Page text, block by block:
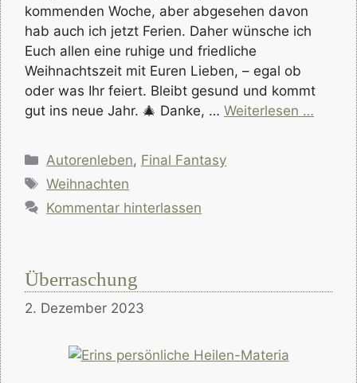
kommenden Woche, aber abgesehen davon
hab auch ich jetzt Ferien. Daher wünsche ich
Euch allen eine ruhige und friedliche
Weihnachtszeit mit Euren Lieben, – egal ob
oder was Ihr feiert. Bleibt gesund und kommt
gut ins neue Jahr. 🎄 Danke, … Weiterlesen …
Kategorien
Autorenleben, Final Fantasy
Schlagwörter
Weihnachten
Kommentar hinterlassen
Überraschung
2. Dezember 2023